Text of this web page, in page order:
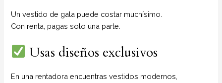
Un vestido de gala puede costar muchísimo.
Con renta, pagas solo una parte.
Usas diseños exclusivos
En una rentadora encuentras vestidos modernos,